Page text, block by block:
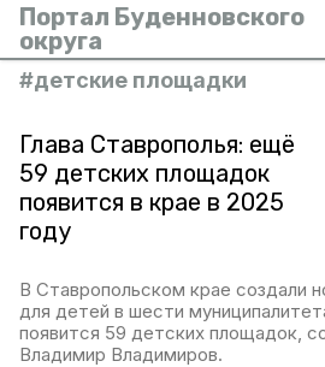
Портал Буденновского
округа
#детские площадки
Глава Ставрополья: ещё
59 детских площадок
появится в крае в 2025
году
В Ставропольском крае создали
для детей в шести
появится 59 детских площадок,
Владимир Владимиров.